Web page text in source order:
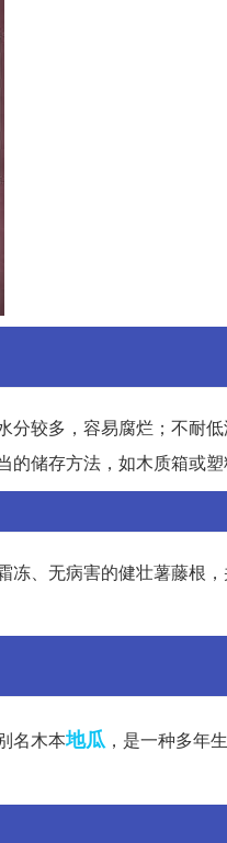
分较多，容易腐烂；不耐
储存方法，如木质箱或塑
冻、无病害的健壮薯藤根
名木本地瓜 ，是一种多年